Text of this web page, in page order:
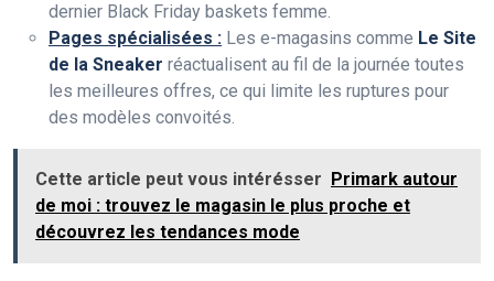
dernier Black Friday baskets femme.
Pages spécialisées : Les e-magasins comme Le Site
de la Sneaker réactualisent au fil de la journée toutes
les meilleures offres, ce qui limite les ruptures pour
des modèles convoités.
Cette article peut vous intérésser Primark autour
de moi : trouvez le magasin le plus proche et
découvrez les tendances mode